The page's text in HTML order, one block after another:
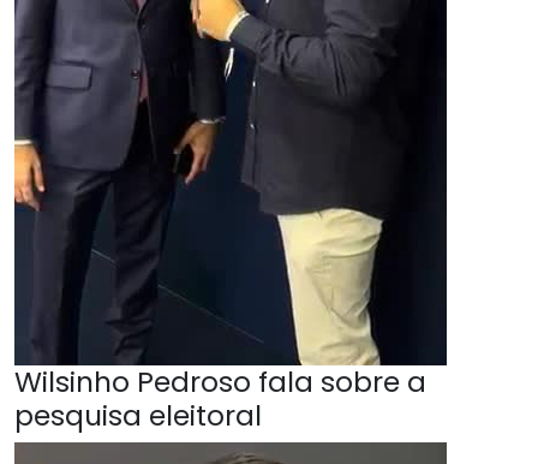
Wilsinho Pedroso fala sobre a
pesquisa eleitoral